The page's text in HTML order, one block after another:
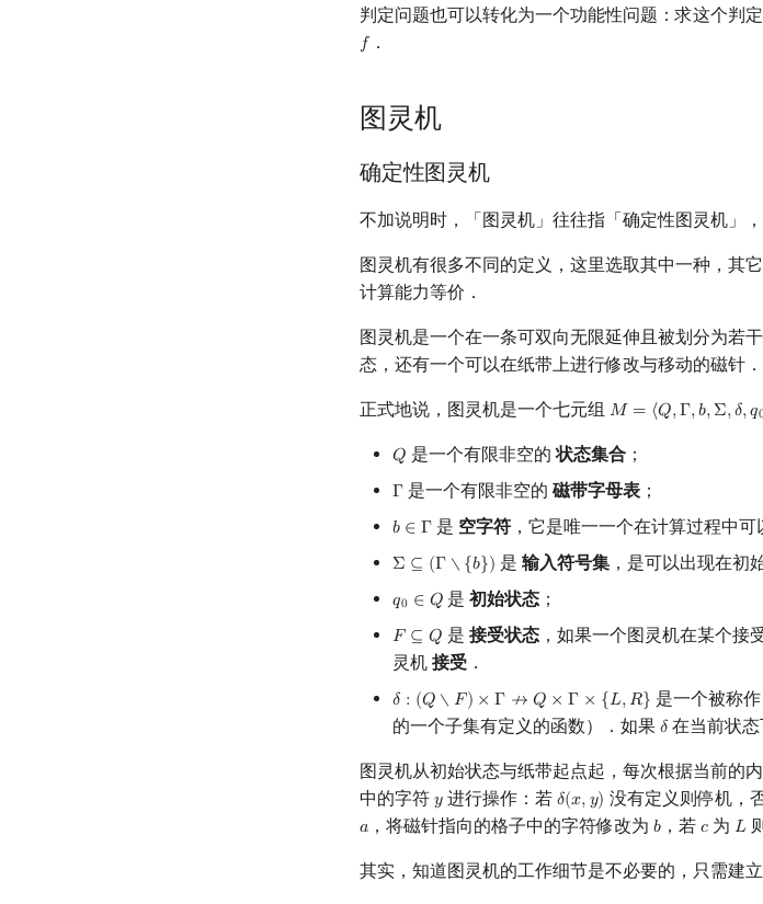
判定问题也可以转化为一个功能性问题：求这个判
𝑓
f ．
图灵机
确定性图灵机
不加说明时，「图灵机」往往指「确定性图灵机」
图灵机有很多不同的定义，这里选取其中一种，其
计算能力等价．
图灵机是一个在一条可双向无限延伸且被划分为若
态，还有一个可以在纸带上进行修改与移动的磁针．
正式地说，图灵机是一个七元组 𝑀 = ⟨𝑄,Γ,𝑏,Σ,𝛿,𝑞
M= ⟨Q ,Γ,b,Σ,δ,q0,F⟩
𝑄
Q 是一个有限非空的状态集合；
Γ
Γ 是一个有限非空的 磁带字母表 ；
𝑏 ∈ Γ
b ∈ Γ 是 空字符 ，它是唯一一个在计算过程中
Σ ⊆ (Γ ∖ {𝑏})
Σ⊆(Γ ∖{b} ) 是输入符号集 ，是可以出现在初
𝑞0 ∈ 𝑄
q0 ∈ Q 是初始状态 ；
𝐹 ⊆ 𝑄
F⊆Q 是 接受状态，如果一个图灵机在某个接
灵机 接受 ．
𝛿 : (𝑄 ∖ 𝐹) × Γ ↛ 𝑄 × Γ × {𝐿,𝑅}
δ ( Q∖F)×Γ↛Q ×Γ ×{L ,R } 是一个被称
的一个子集有定义的函数）．如果 𝛿
δ 在当前状态
图灵机从初始状态与纸带起点起，每次根据当前的
中的字符 𝑦
y进行操作：若 𝛿(𝑥,𝑦)
δ(x,y) 没有定义则停机，
𝑎
a ，将磁针指向的格子中的字符修改为𝑏
b ，若𝑐
c 为 𝐿
L
其实，知道图灵机的工作细节是不必要的，只需建